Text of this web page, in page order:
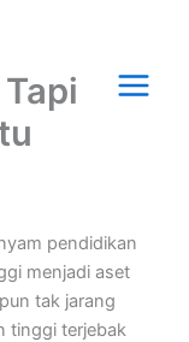
Menu
pendidikan
menjadi aset
tak jarang
tinggi terjebak